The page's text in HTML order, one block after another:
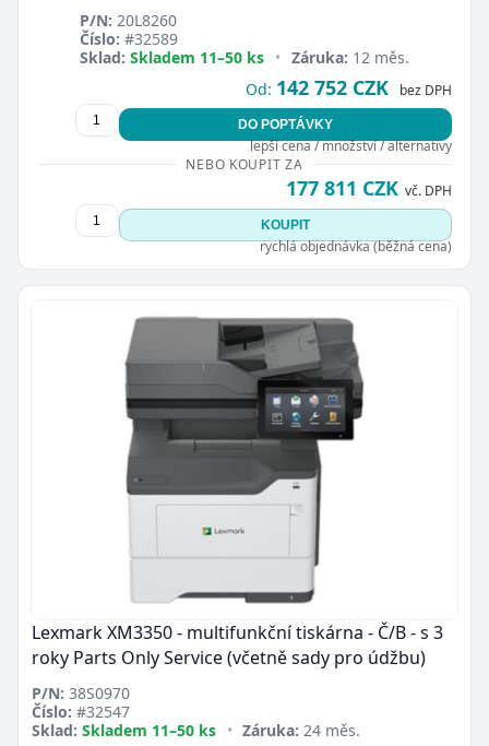
P/N: 20L8260
Číslo: #32589
Sklad: Skladem 11–50 ks • Záruka: 12 měs.
Od: 142 752 CZK bez DPH
DO POPTÁVKY
lepší cena / množství / alternativy
NEBO KOUPIT ZA
177 811 CZK vč. DPH
KOUPIT
rychlá objednávka (běžná cena)
Lexmark XM3350 - multifunkční tiskárna - Č/B - s 3
roky Parts Only Service (včetně sady pro údžbu)
P/N: 38S0970
Číslo: #32547
Sklad: Skladem 11–50 ks • Záruka: 24 měs.